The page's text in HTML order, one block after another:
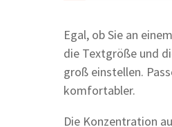
Egal, ob Sie an
die Textgröße und
groß einstellen.
komfortabler.
Die Konzentration